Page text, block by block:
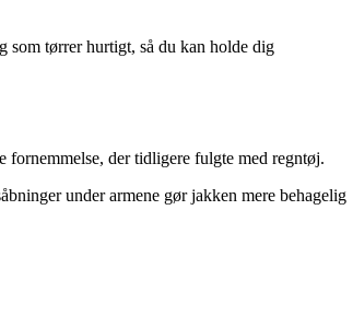
som tørrer hurtigt, så du kan holde dig
fornemmelse, der tidligere fulgte med regntøj.
under armene gør jakken mere behagelig